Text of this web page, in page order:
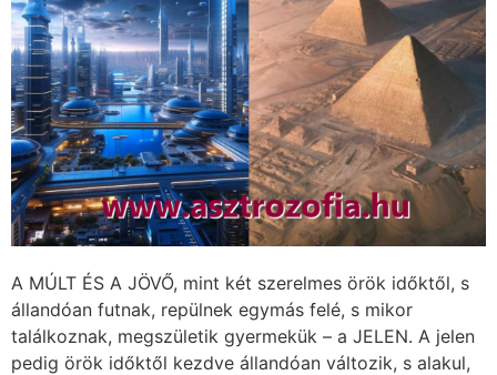
A MÚLT ÉS A JÖVŐ, mint két szerelmes örök időktől, s
állandóan futnak, repülnek egymás felé, s mikor
találkoznak, megszületik gyermekük – a JELEN. A jelen
pedig örök időktől kezdve állandóan változik, s alakul,